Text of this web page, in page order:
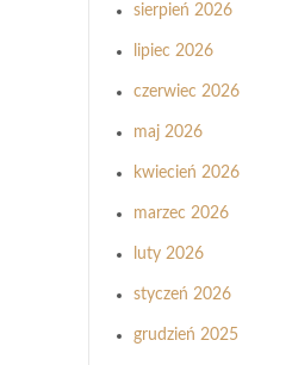
sierpień 2026
lipiec 2026
czerwiec 2026
maj 2026
kwiecień 2026
marzec 2026
luty 2026
styczeń 2026
grudzień 2025